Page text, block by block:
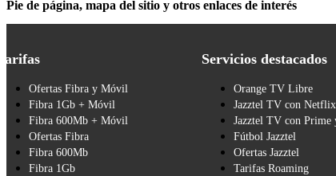
Pie de página, mapa del sitio y otros enlaces de interés
Ofertas Fibra y Móvil
Fibra 1Gb + Móvil
Fibra 600Mb + Móvil
Ofertas Fibra
Fibra 600Mb
Fibra 1Gb
Servicios destacados
Orange TV Libre
Jazztel TV con Netflix
Jazztel TV con Prime
Fútbol Jazztel
Ofertas Jazztel
Tarifas Roaming